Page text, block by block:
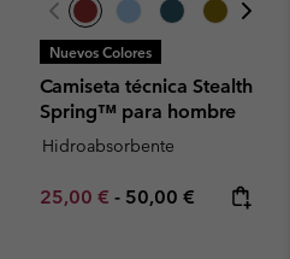
Nuevos Colores
Camiseta técnica Stealth
Spring™ para hombre
Hidroabsorbente
Minimum sale price:
25,00 € - Maximum price:
50,00 €